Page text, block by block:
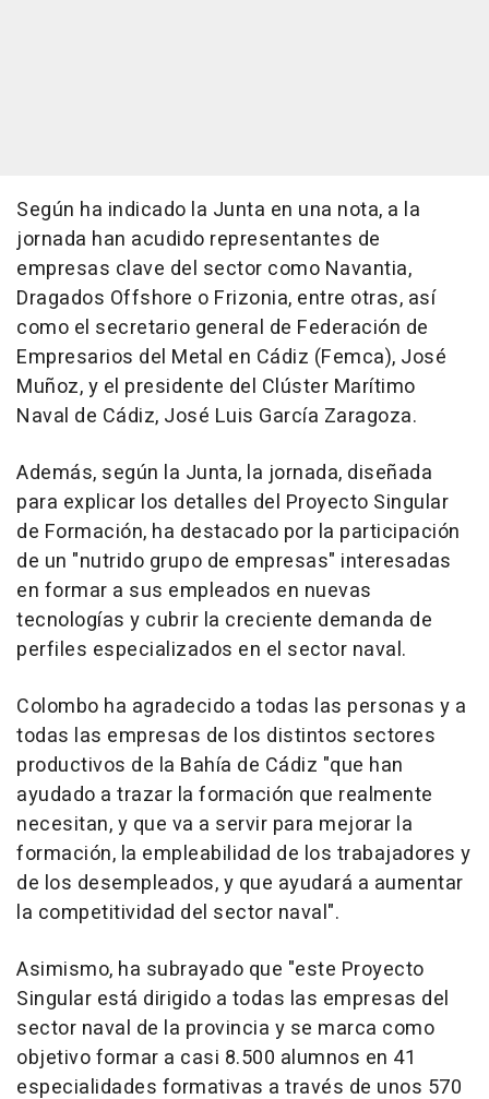
Según ha indicado la Junta en una nota, a la
jornada han acudido representantes de
empresas clave del sector como Navantia,
Dragados Offshore o Frizonia, entre otras, así
como el secretario general de Federación de
Empresarios del Metal en Cádiz (Femca), José
Muñoz, y el presidente del Clúster Marítimo
Naval de Cádiz, José Luis García Zaragoza.
Además, según la Junta, la jornada, diseñada
para explicar los detalles del Proyecto Singular
de Formación, ha destacado por la participación
de un "nutrido grupo de empresas" interesadas
en formar a sus empleados en nuevas
tecnologías y cubrir la creciente demanda de
perfiles especializados en el sector naval.
Colombo ha agradecido a todas las personas y a
todas las empresas de los distintos sectores
productivos de la Bahía de Cádiz "que han
ayudado a trazar la formación que realmente
necesitan, y que va a servir para mejorar la
formación, la empleabilidad de los trabajadores y
de los desempleados, y que ayudará a aumentar
la competitividad del sector naval".
Asimismo, ha subrayado que "este Proyecto
Singular está dirigido a todas las empresas del
sector naval de la provincia y se marca como
objetivo formar a casi 8.500 alumnos en 41
especialidades formativas a través de unos 570